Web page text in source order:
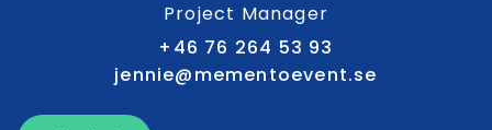
Project Manager
+46 76 264 53 93
jennie@mementoevent.se